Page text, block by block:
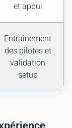
et appui
Entraînement
des pilotes et
validation
setup